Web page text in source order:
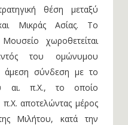
θέση μεταξύ
Μικράς Ασίας. Το
χωροθετείται
του ομώνυμου
άμεση σύνδεση με το
αι. π.Χ., το οποίο
αποτελώντας μέρος
Μιλήτου, κατά την